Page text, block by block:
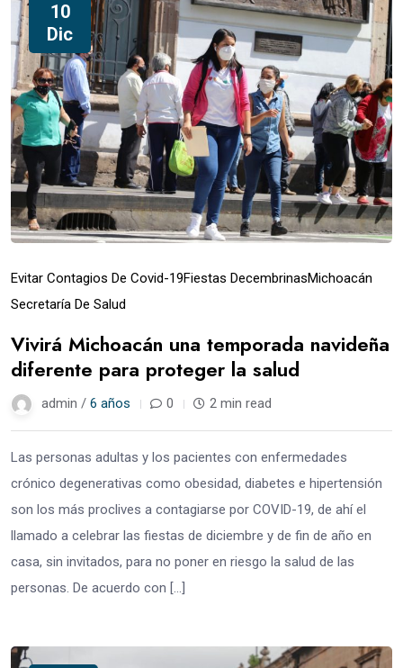
10
Dic
Evitar Contagios De Covid-19Fiestas DecembrinasMichoacán
Secretaría De Salud
Vivirá Michoacán una temporada navideña
diferente para proteger la salud
admin / 6 años 0 2 min read
Las personas adultas y los pacientes con enfermedades
crónico degenerativas como obesidad, diabetes e hipertensión
son los más proclives a contagiarse por COVID-19, de ahí el
llamado a celebrar las fiestas de diciembre y de fin de año en
casa, sin invitados, para no poner en riesgo la salud de las
personas. De acuerdo con […]